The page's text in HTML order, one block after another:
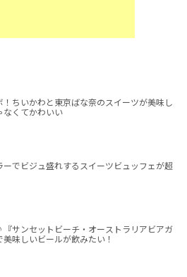
！ちいかわと東京ばな奈のスイーツが美味し
なくてかわいい
ーでビジュ盛れするスイーツビュッフェが超
サンセットビーチ・オーストラリアビアガ
美味しいビールが飲みたい！